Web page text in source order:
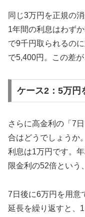
同じ3万円を正規の
1年間の利息はわず
で9千円取られるの
で5,400円。この差
ケース2：5万円
さらに高金利の「7
合はどうでしょうか
利息は1万円です。
限金利の52倍という
7日後に6万円を用意
延長を繰り返すと、